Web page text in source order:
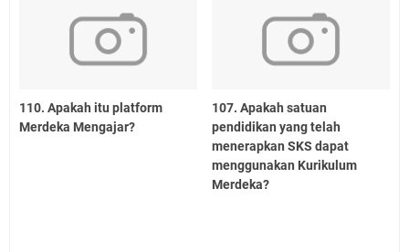
110. Apakah itu platform
Merdeka Mengajar?
107. Apakah satuan
pendidikan yang telah
menerapkan SKS dapat
menggunakan Kurikulum
Merdeka?